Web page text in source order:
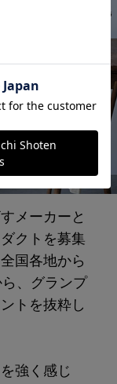
メーカーと
クトを募集
国各地から
、グランプ
トを抜粋し
強く感じ